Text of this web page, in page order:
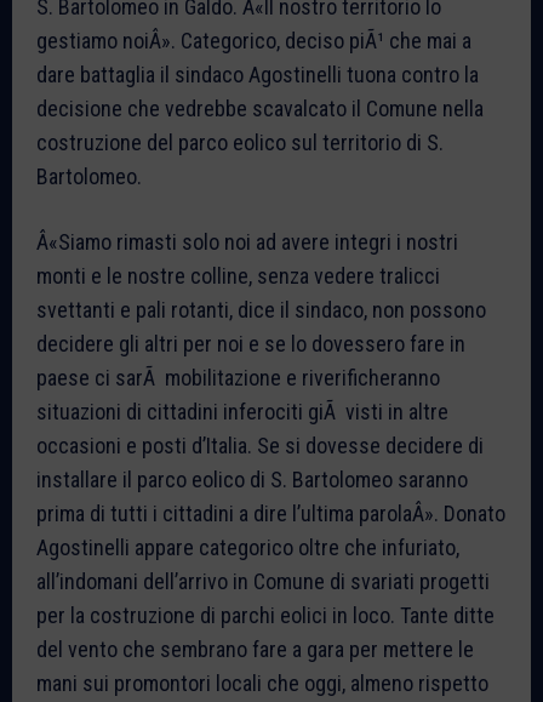
S. Bartolomeo in Galdo. Â«Il nostro territorio lo
gestiamo noiÂ». Categorico, deciso piÃ¹ che mai a
dare battaglia il sindaco Agostinelli tuona contro la
decisione che vedrebbe scavalcato il Comune nella
costruzione del parco eolico sul territorio di S.
Bartolomeo.
Â«Siamo rimasti solo noi ad avere integri i nostri
monti e le nostre colline, senza vedere tralicci
svettanti e pali rotanti, dice il sindaco, non possono
decidere gli altri per noi e se lo dovessero fare in
paese ci sarÃ mobilitazione e riverificheranno
situazioni di cittadini inferociti giÃ visti in altre
occasioni e posti d’Italia. Se si dovesse decidere di
installare il parco eolico di S. Bartolomeo saranno
prima di tutti i cittadini a dire l’ultima parolaÂ». Donato
Agostinelli appare categorico oltre che infuriato,
all’indomani dell’arrivo in Comune di svariati progetti
per la costruzione di parchi eolici in loco. Tante ditte
del vento che sembrano fare a gara per mettere le
mani sui promontori locali che oggi, almeno rispetto